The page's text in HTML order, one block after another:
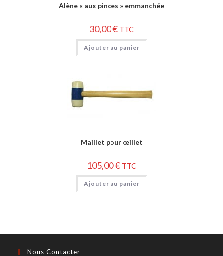
Alène « aux pinces » emmanchée
30,00€ TTC
Ajouter au panier
Maillet pour œillet
105,00€ TTC
Ajouter au panier
Nous Contacter